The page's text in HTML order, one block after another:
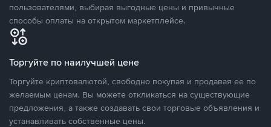
пользователями, выбирая выгодные цены и привычные
способы оплаты на открытом маркетплейсе.
Торгуйте по наилучшей цене
Торгуйте криптовалютой, свободно покупая и продавая ее по
желаемым ценам. Вы можете откликаться на существующие
предложения, а также создавать свои торговые объявления и
устанавливать собственные цены.